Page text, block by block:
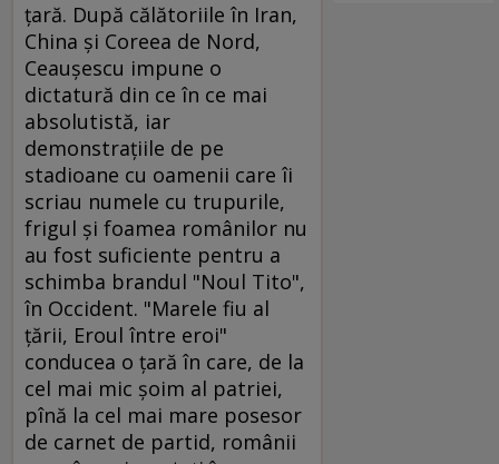
ţară. După călătoriile în Iran,
China şi Coreea de Nord,
Ceauşescu impune o
dictatură din ce în ce mai
absolutistă, iar
demonstraţiile de pe
stadioane cu oamenii care îi
scriau numele cu trupurile,
frigul şi foamea românilor nu
au fost suficiente pentru a
schimba brandul "Noul Tito",
în Occident. "Marele fiu al
ţării, Eroul între eroi"
conducea o ţară în care, de la
cel mai mic şoim al patriei,
pînă la cel mai mare posesor
de carnet de partid, românii